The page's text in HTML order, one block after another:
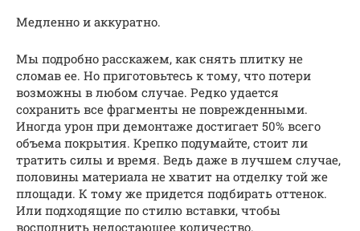
Медленно и аккуратно.
Мы подробно расскажем, как снять плитку не
сломав ее. Но приготовьтесь к тому, что потери
возможны в любом случае. Редко удается
сохранить все фрагменты не поврежденными.
Иногда урон при демонтаже достигает 50% всего
объема покрытия. Крепко подумайте, стоит ли
тратить силы и время. Ведь даже в лучшем случае,
половины материала не хватит на отделку той же
площади. К тому же придется подбирать оттенок.
Или подходящие по стилю вставки, чтобы
восполнить недостающее количество.